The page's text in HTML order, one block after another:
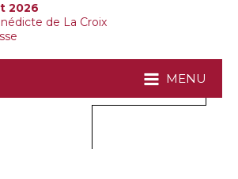
2026
de La Croix
MENU